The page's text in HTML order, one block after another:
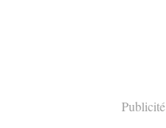
Publicité